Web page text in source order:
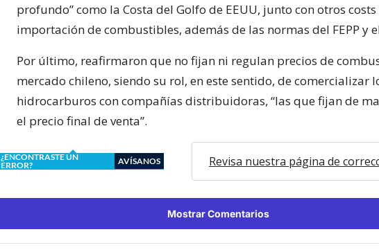
profundo” como la Costa del Golfo de EEUU, junto con otros
importación de combustibles, además de las normas del FEPP y
Por último, reafirmaron que no fijan ni regulan precios de
mercado chileno, siendo su rol, en este sentido, de comercializar
hidrocarburos con compañías distribuidoras, “las que fijan de
el precio final de venta”.
¿ENCONTRASTE UN
ERROR?
AVÍSANOS Revisa nuestra página de
Mostrar Comentarios